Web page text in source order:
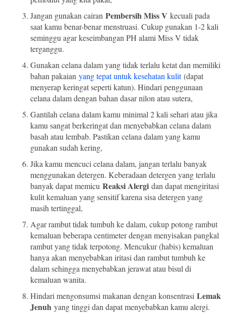
Jangan gunakan cairan Pembersih Miss V kecuali pada
saat kamu benar-benar menstruasi. Cukup gunakan 1-2 kali
seminggu agar keseimbangan PH alami Miss V tidak
terganggu.
Gunakan celana dalam yang tidak terlalu ketat dan memiliki
bahan pakaian yang tepat untuk kesehatan kulit(dapat
menyerap keringat seperti katun). Hindari penggunaan
celana dalam dengan bahan dasar nilon atau sutera,
Gantilah celana dalam kamu minimal 2 kali sehari atau jika
kamu sangat berkeringat dan menyebabkan celana dalam
basah atau lembab. Pastikan celana dalam yang kamu
gunakan sudah kering,
Jika kamu mencuci celana dalam, jangan terlalu banyak
menggunakan detergen. Keberadaan detergen yang terlalu
banyak dapat memicu Reaksi Alergi dan dapat mengiritasi
kulit kemaluan yang sensitif karena sisa detergen yang
masih tertinggal,
Agar rambut tidak tumbuh ke dalam, cukup potong rambut
kemaluan beberapa centimeter dengan menyisakan pangkal
rambut yang tidak terpotong. Mencukur (habis) kemaluan
hanya akan menyebabkan iritasi dan rambut tumbuh ke
dalam sehingga menyebabkan jerawat atau bisul di
kemaluan wanita.
Hindari mengonsumsi makanan dengan konsentrasi Lemak
Jenuh yang tinggi dan dapat menyebabkan kamu alergi.